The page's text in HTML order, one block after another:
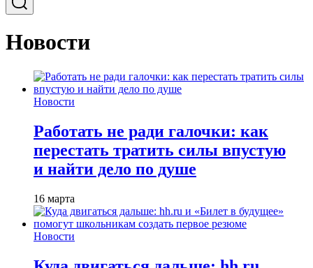
Новости
Новости
Работать не ради галочки: как
перестать тратить силы впустую
и найти дело по душе
16 марта
Новости